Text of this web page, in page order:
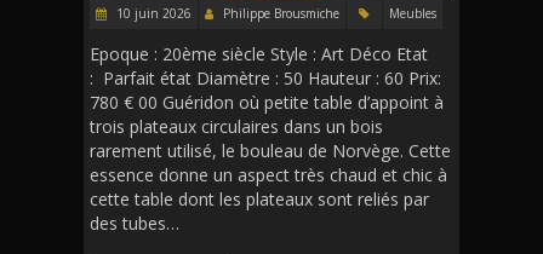
10 juin 2026 Philippe Brousmiche Meubles
Epoque : 20ème siècle Style : Art Déco Etat
: Parfait état Diamètre : 50 Hauteur : 60 Prix:
780 € 00 Guéridon où petite table d’appoint à
trois plateaux circulaires dans un bois
rarement utilisé, le bouleau de Norvège. Cette
essence donne un aspect très chaud et chic à
cette table dont les plateaux sont reliés par
des tubes…